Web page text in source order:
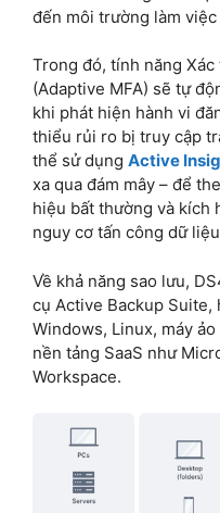
đến môi trường làm
Trong đó, tính năng
(Adaptive MFA) sẽ tự
khi phát hiện hành vi
thiểu rủi ro bị truy cập
thể sử dụng Active
xa qua đám mây – để
hiệu bất thường và kích
nguy cơ tấn công dữ
Về khả năng sao lưu,
cụ Active Backup
Windows, Linux, máy
nền tảng SaaS như
Workspace.